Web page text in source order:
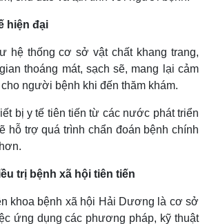
hiện đại
hệ thống cơ sở vật chất khang trang,
thoáng mát, sạch sẽ, mang lại cảm
người bệnh khi đến thăm khám.
bị y tế tiên tiến từ các nước phát triển
hỗ trợ quá trình chẩn đoán bệnh chính
trị bệnh xã hội tiên tiến
khoa bệnh xã hội Hải Dương là cơ sở
ứng dụng các phương pháp, kỹ thuật